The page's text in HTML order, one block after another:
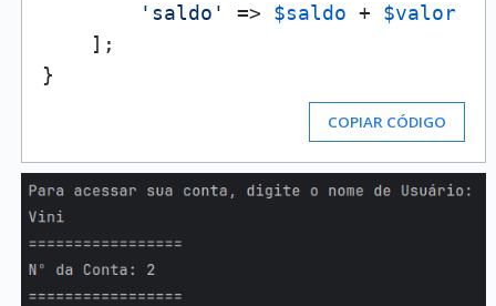
'saldo'
=> $saldo + $valor
    ];
COPIAR CÓDIGO